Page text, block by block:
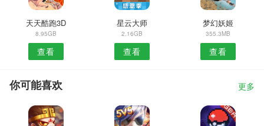
天天酷跑3D
8.95GB
查看
星云大师
2.16GB
查看
梦幻妖姬
355.3MB
查看
你可能喜欢 更多